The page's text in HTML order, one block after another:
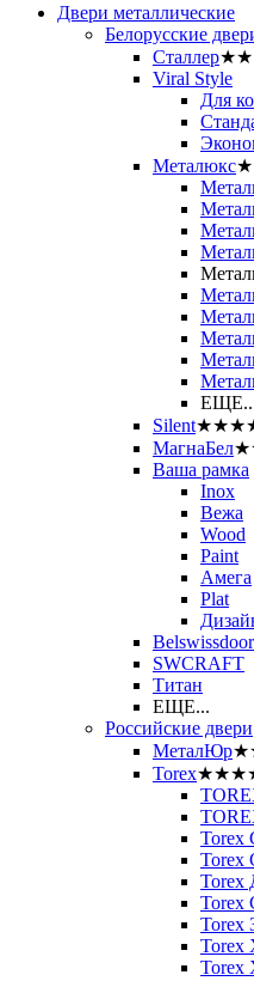
Двери металлические
Белорусские
Сталлер
Viral Style
Для
Металюкс
Silent
МагнаБел
Ваша рамка
Inox
Вежа
Wood
Paint
Амега
Plat
SWCRAFT
Титан
ЕЩЕ...
Российские двери
МеталЮр
Torex
Torex
Torex
Torex
Torex
Torex
Torex
Torex